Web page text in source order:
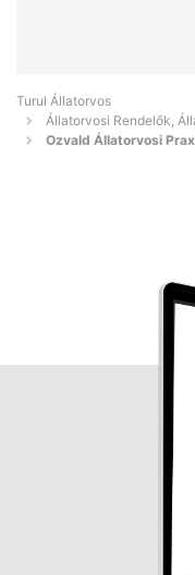
Turul Állatorvos
Állatorvosi Rendelők,
Ozvald Állatorvosi